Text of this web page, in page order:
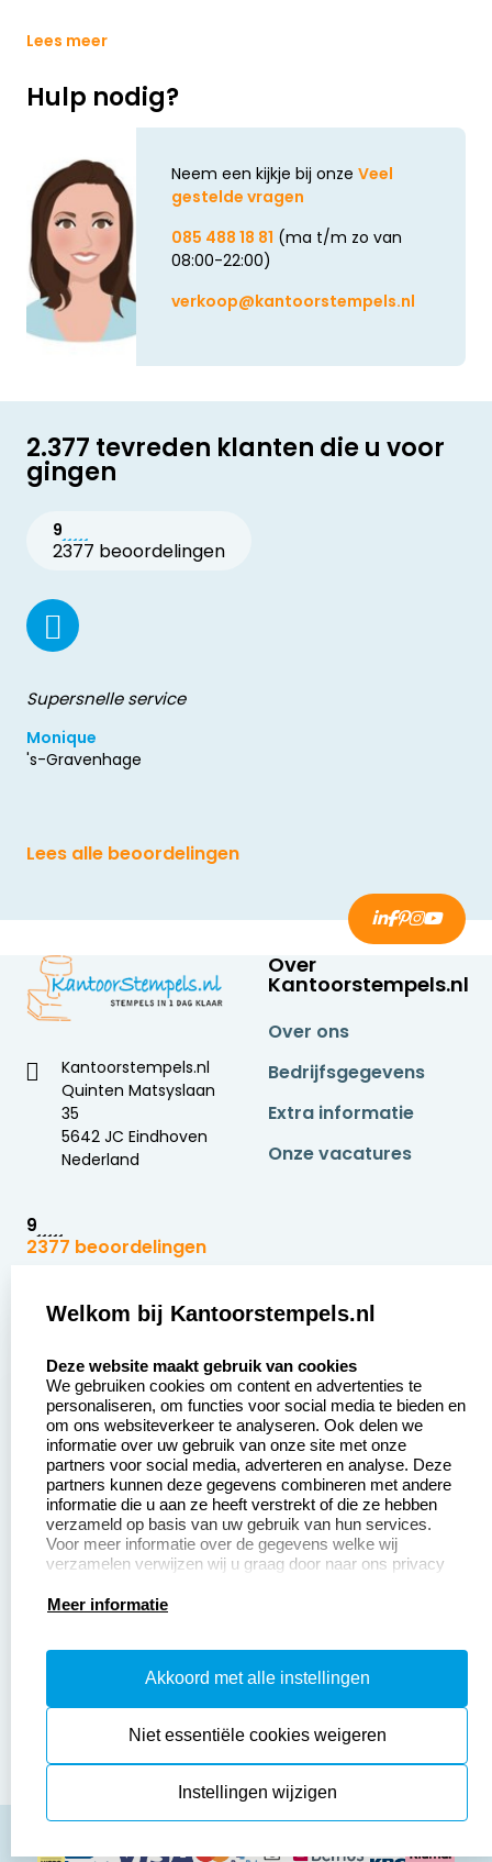
Lees meer
Hulp nodig?
Neem een kijkje bij onze Veel
gestelde vragen
085 488 18 81 (ma t/m zo van
08:00-22:00)
verkoop@kantoorstempels.nl
2.377 tevreden klanten die u voor
gingen
9
2377 beoordelingen
Supersnelle service
Monique
's-Gravenhage
Lees alle beoordelingen
Kantoorstempels.nl
Quinten Matsyslaan
35
5642 JC Eindhoven
Nederland
9
2377 beoordelingen
Over
Kantoorstempels.nl
Over ons
Bedrijfsgegevens
Extra informatie
Onze vacatures
Zakelijk:
Aanvraag op maat
Betaling &
Verzending
Wederverkoper
worden
Sale
Klantenservice:
Contact opnemen
Veel gestelde vragen
Retourneren
Herroepingsrecht
Productinformatie:
Instructiepagina
Safety Sheets
Sitemap
Welkom bij Kantoorstempels.nl
Deze website maakt gebruik van cookies
We gebruiken cookies om content en advertenties te
personaliseren, om functies voor social media te bieden en
om ons websiteverkeer te analyseren. Ook delen we
informatie over uw gebruik van onze site met onze
partners voor social media, adverteren en analyse. Deze
partners kunnen deze gegevens combineren met andere
informatie die u aan ze heeft verstrekt of die ze hebben
verzameld op basis van uw gebruik van hun services.
Voor meer informatie over de gegevens welke wij
verzamelen verwijzen wij u graag door naar ons privacy
Meer informatie
Akkoord met alle instellingen
Niet essentiële cookies weigeren
Instellingen wijzigen